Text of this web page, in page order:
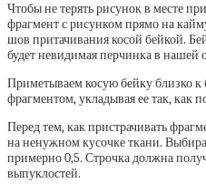
Чтобы не терять рисунок в месте
фрагмент с рисунком прямо на
шов притачивания косой бейкой.
будет невидимая перчинка в нашей
Приметываем косую бейку близко
фрагментом, укладывая ее так, как
Перед тем, как пристрачивать
на ненужном кусочке ткани.
примерно 0,5. Строчка должна
выпуклостей.